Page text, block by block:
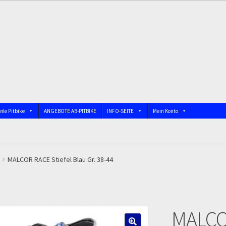
Pitbike ANGEBOTE AB-PITBIKE INFO-SEITE Mein Konto
Impressum InfoINFOSEITE
Pitbike JuniorPitbike-Training
MALCOR RACE Stiefel Blau Gr. 38-44